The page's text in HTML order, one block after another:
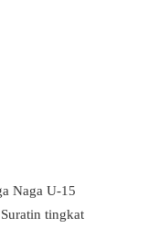
Naga U-15
tingkat